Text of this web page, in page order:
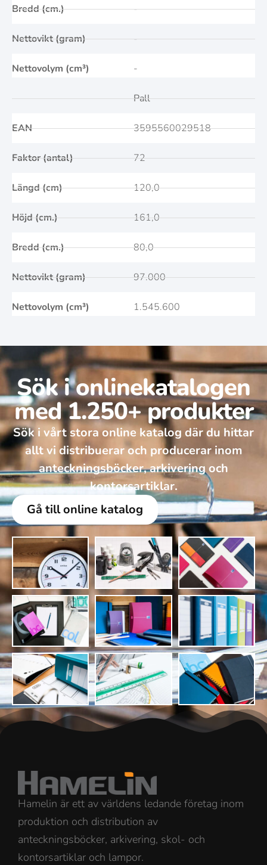
Bredd (cm.)
Nettovikt (gram)
Nettovolym (cm³)
-
-
-
EAN
Faktor (antal)
Längd (cm)
Höjd (cm.)
Bredd (cm.)
Nettovikt (gram)
Nettovolym (cm³)
Pall
3595560029518
72
120,0
161,0
80,0
97.000
1.545.600
Sök i onlinekatalogen
med 1.250+ produkter
Sök i vårt stora online katalog där du hittar
allt vi distribuerar och producerar inom
anteckningsböcker, arkivering och
kontorsartiklar.
Gå till online katalog
Hamelin är ett av världens ledande företag inom
produktion och distribution av
anteckningsböcker, arkivering, skol- och
kontorsartiklar och lampor.